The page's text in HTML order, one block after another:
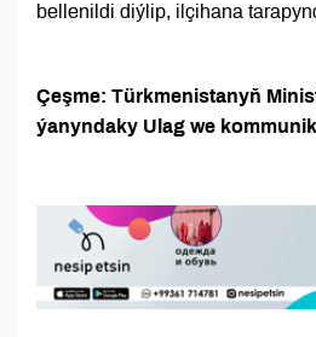
bellenildi diýlip, ilçihana
Çeşme: Türkmenistanyň
ýanyndaky Ulag we